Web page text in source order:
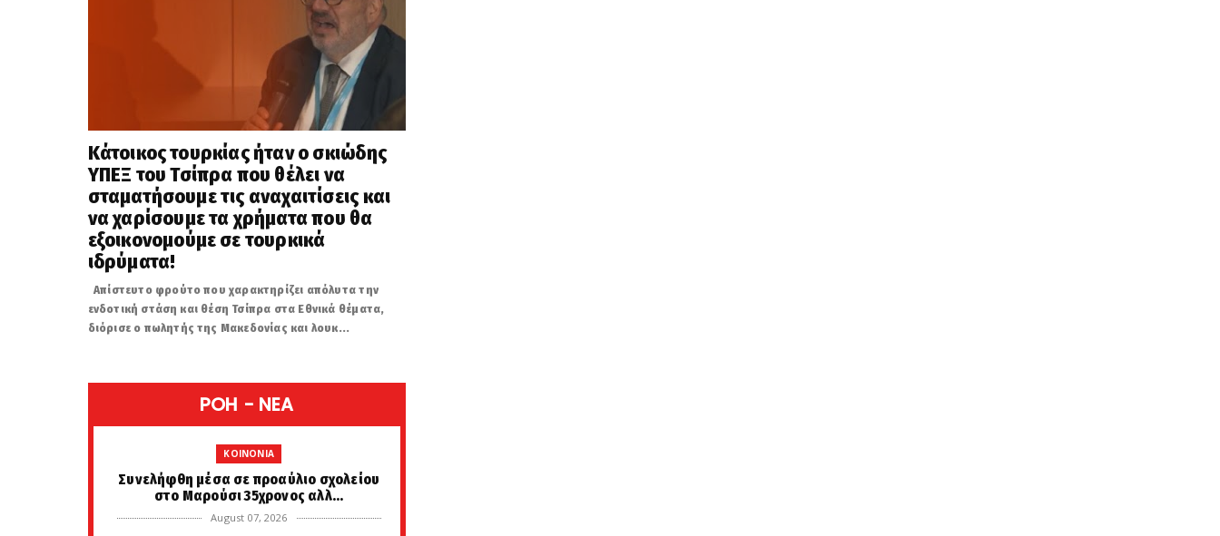
Κάτοικος τουρκίας ήταν ο σκιώδης
ΥΠΕΞ του Τσίπρα που θέλει να
σταματήσουμε τις αναχαιτίσεις και
να χαρίσουμε τα χρήματα που θα
εξοικονομούμε σε τουρκικά
ιδρύματα!
Απίστευτο φρούτο που χαρακτηρίζει απόλυτα την
ενδοτική στάση και θέση Τσίπρα στα Εθνικά θέματα,
διόρισε ο πωλητής της Μακεδονίας και λουκ...
POH - NEA
KOINONIA
Συνελήφθη μέσα σε προαύλιο σχολείου
στο Μαρούσι 35χρονος αλλ...
August 07, 2026